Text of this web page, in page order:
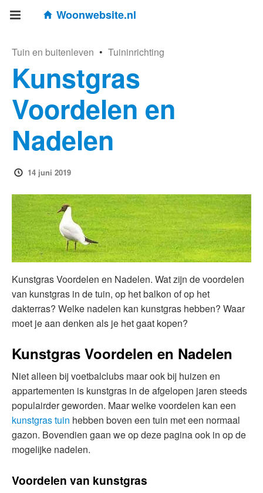
Woonwebsite.nl
Tuin en buitenleven • Tuininrichting
Kunstgras
Voordelen en
Nadelen
14 juni 2019
Kunstgras Voordelen en Nadelen. Wat zijn de voordelen
van kunstgras in de tuin, op het balkon of op het
dakterras? Welke nadelen kan kunstgras hebben? Waar
moet je aan denken als je het gaat kopen?
Kunstgras Voordelen en Nadelen
Niet alleen bij voetbalclubs maar ook bij huizen en
appartementen is kunstgras in de afgelopen jaren steeds
populairder geworden. Maar welke voordelen kan een
kunstgras tuin hebben boven een tuin met een normaal
gazon. Bovendien gaan we op deze pagina ook in op de
mogelijke nadelen.
Voordelen van kunstgras